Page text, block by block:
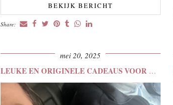
BEKIJK BERICHT
Share:
mei 20, 2025
LEUKE EN ORIGINELE CADEAUS VOOR VADERDAG 2025